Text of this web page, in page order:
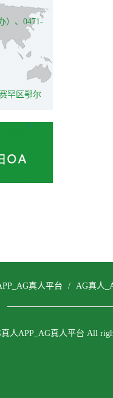
）、0471-
罕区鄂尔
真人平台 / AG真人
人APP_AG真人平台 All